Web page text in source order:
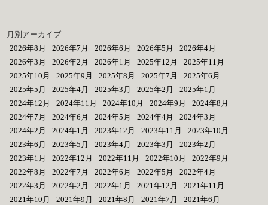
月別アーカイブ
2026年8月
2026年7月 2026年6月 2026年5月
2026年4月
2026年3月
2026年2月 2026年1月 2025年12月
2025年11月
2025年10月
2025年9月 2025年8月 2025年7月
2025年6月
2025年5月
2025年4月 2025年3月 2025年2月
2025年1月
2024年12月
2024年11月 2024年10月 2024年9月
2024年8月
2024年7月
2024年6月 2024年5月 2024年4月
2024年3月
2024年2月
2024年1月 2023年12月 2023年11月
2023年10月
2023年6月
2023年5月 2023年4月 2023年3月
2023年2月
2023年1月
2022年12月 2022年11月 2022年10月
2022年9月
2022年8月
2022年7月 2022年6月 2022年5月
2022年4月
2022年3月
2022年2月 2022年1月 2021年12月
2021年11月
2021年10月
2021年9月 2021年8月 2021年7月
2021年6月